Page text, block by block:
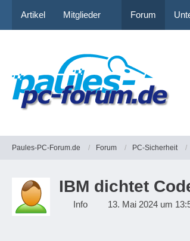
Artikel Mitglieder Forum
Paules-PC-Forum.de Forum PC-Sicherheit
IBM dichtet
Info 13. Mai 2024 um